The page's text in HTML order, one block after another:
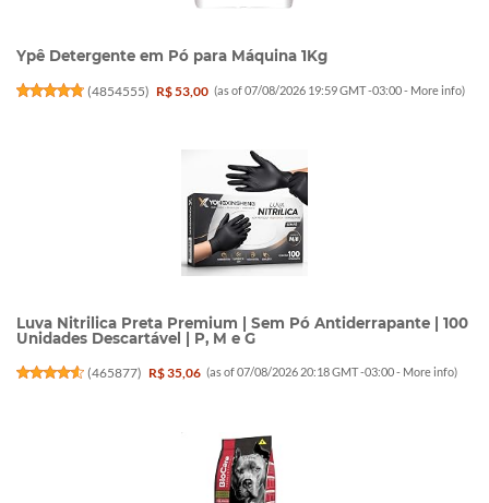
Ypê Detergente em Pó para Máquina 1Kg
(4854555) R$ 53,00 (as of 07/08/2026 19:59 GMT -03:00 - More info)
Luva Nitrilica Preta Premium | Sem Pó Antiderrapante | 100
Unidades Descartável | P, M e G
(465877) R$ 35,06 (as of 07/08/2026 20:18 GMT -03:00 - More info)